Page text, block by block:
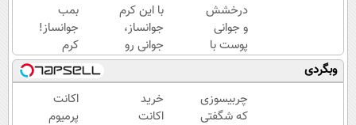
درخشش
و جوانی
پوست با
جلبک
اسپیرولینا!
خرید
محصول با
با این کرم
جوانساز،
جوانی رو
به خودت
برگردون(50%
تخفیف)
بمب
جوانساز!
کرم
بوتاکس
جلبک
اسپیرولینا50%تخفیف
وبگردی
چربیسوزی
که شگفتی
خرید
اکانت
اکانت
پرمیوم